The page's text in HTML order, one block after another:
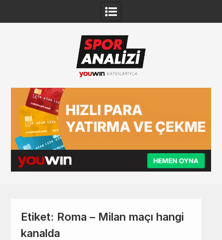
Etiket: Roma – Milan maçı hangi
kanalda